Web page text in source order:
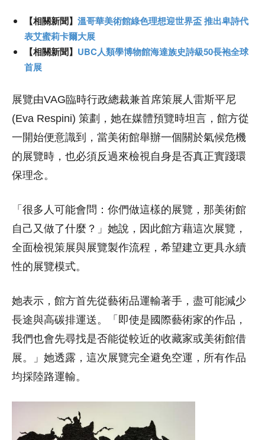
【相關新聞】 溫哥華美術館綠色理想迎世界盃 推出卑詩代
表艾蜜莉卡爾大展
【相關新聞】 UBC人類學博物館海達族史詩級50長袍全球
首展
展覽由VAG臨時行政總裁兼首席策展人雷斯平尼
(Eva Respini) 策劃，她在媒體預覽時坦言，館方從
一開始便意識到，當美術館舉辦一個關於氣候危機
的展覽時，也必須反過來檢視自身是否真正實踐環
保理念。
「很多人可能會問：你們做這樣的展覽，那美術館
自己又做了什麼？」她說，因此館方藉這次展覽，
全面檢視策展與展覽製作流程，希望建立更具永續
性的展覽模式。
她表示，館方首先從藝術品運輸著手，盡可能減少
長途與高碳排運送。「即使是國際藝術家的作品，
我們也會先尋找是否能從較近的收藏家或美術館借
展。」她透露，這次展覽完全避免空運，所有作品
均採陸路運輸。